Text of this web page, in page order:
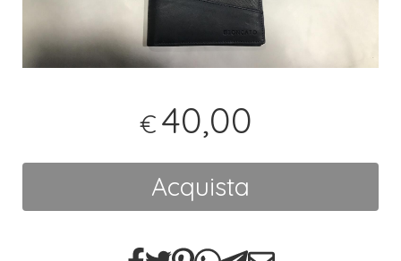
€ 40,00
Acquista